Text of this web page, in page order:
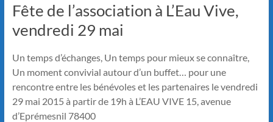
Fête de l’association à L’Eau Vive,
vendredi 29 mai
Un temps d’échanges, Un temps pour mieux se connaître,
Un moment convivial autour d’un buffet… pour une
rencontre entre les bénévoles et les partenaires le vendredi
29 mai 2015 à partir de 19h à L’EAU VIVE 15, avenue
d’Eprémesnil 78400